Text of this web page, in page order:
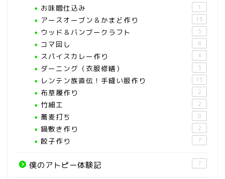
お味噌仕込み 1
アースオーブン＆かまど作り 13
ウッド＆バンブークラフト 5
コマ回し 4
スパイスカレー作り 4
ダーニング（衣服修繕） 3
レンテン族直伝！手縫い服作り 15
布草履作り 2
竹細工 2
蕎麦打ち 8
鍋敷き作り 2
餃子作り 7
僕のアトピー体験記 7